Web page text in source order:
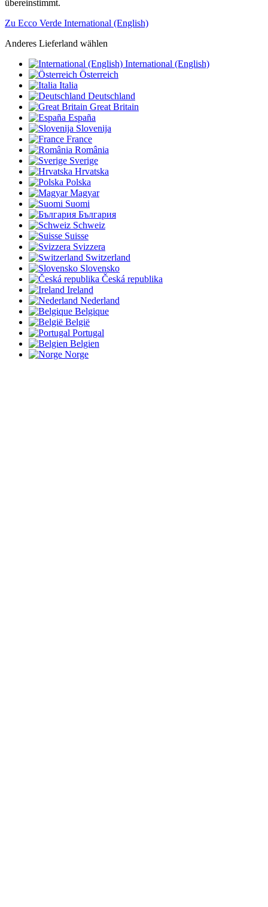
übereinstimmt.
Zu Ecco Verde International (English)
Anderes Lieferland wählen
International (English)
Österreich
Italia
Deutschland
Great Britain
España
Slovenija
France
România
Sverige
Hrvatska
Polska
Magyar
Suomi
България
Schweiz
Suisse
Svizzera
Switzerland
Slovensko
Česká republika
Ireland
Nederland
Belgique
België
Portugal
Belgien
Norge